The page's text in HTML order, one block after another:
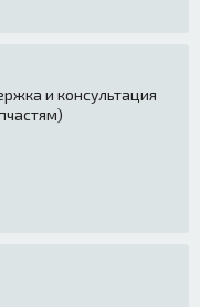
и консультация
)